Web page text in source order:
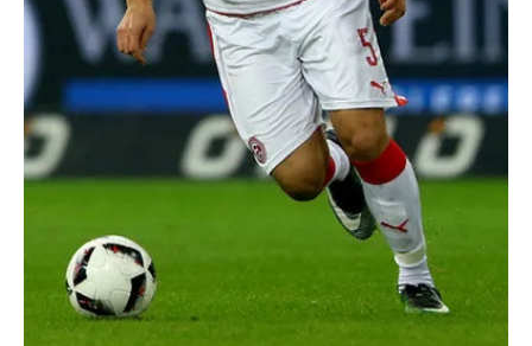
kılınması ve kişiselleştirilmesi ve sizlere yönelik
reklam/pazarlama faaliyetlerinin yapılması, amaçlarıyla
sınırlı olarak açık rızanız dahilinde kullanılacaktır.
Çerezlere ilişkin tercihlerinizi aşağıda yer alan panel
vasıtasıyla belirleyebilirsiniz. Çerezlere ilişkin detaylı bilgi
için Ayarlar butonuna tıklayabilir,Çerez Bilgilendirme
6698 sayılı Kişisel Verilerin Korunması Kanunu uyarınca
hazırlanmış Aydınlatma Metnimizi okumak ve sitemizde
ilgili mevzuata uygun olarak kullanılan çerezlerle ilgili bilgi